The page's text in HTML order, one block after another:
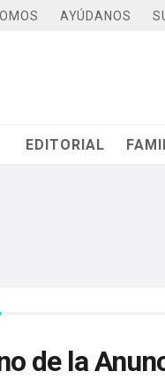
AYÚDANOS
EDITORIAL
de la